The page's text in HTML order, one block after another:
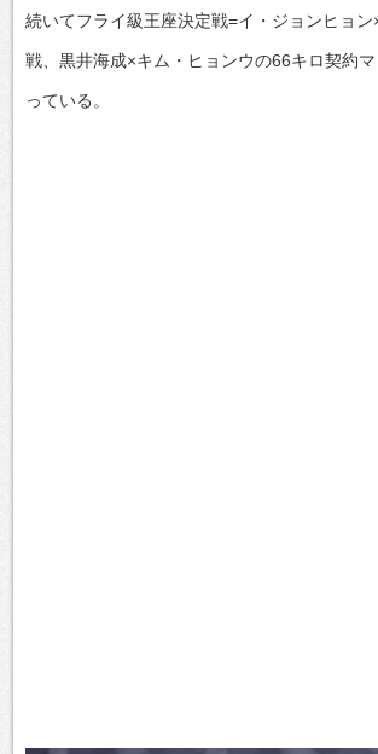
続いてフライ級王座決定戦=イ・ジョンヒョン
戦、黒井海成×キム・ヒョンウの66キロ契約
っている。